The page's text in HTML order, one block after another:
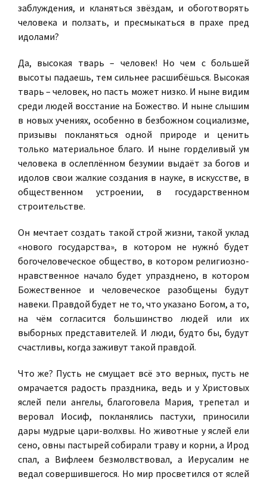
заблуждения, и кланяться звёздам, и обоготворять
человека и ползать, и пресмыкаться в прахе пред
идолами?
Да, высокая тварь – человек! Но чем с большей
высоты падаешь, тем сильнее расшибёшься. Высокая
тварь – человек, но пасть может низко. И ныне видим
среди людей восстание на Божество. И ныне слышим
в новых учениях, особенно в безбожном социализме,
призывы покланяться одной природе и ценить
только материальное благо. И ныне горделивый ум
человека в ослеплённом безумии выдаёт за богов и
идолов свои жалкие создания в науке, в искусстве, в
общественном устроении, в государственном
строительстве.
Он мечтает создать такой строй жизни, такой уклад
«нового государства», в котором не нужно́ будет
богочеловеческое общество, в котором религиозно-
нравственное начало будет упразднено, в котором
Божественное и человеческое разобщены будут
навеки. Правдой будет не то, что указано Богом, а то,
на чём согласится большинство людей или их
выборных представителей. И люди, будто бы, будут
счастливы, когда заживут такой правдой.
Что же? Пусть не смущает всё это верных, пусть не
омрачается радость праздника, ведь и у Христовых
яслей пели ангелы, благоговела Мария, трепетал и
веровал Иосиф, покланялись пастухи, приносили
дары мудрые цари-волхвы. Но животные у яслей ели
сено, овны пастырей собирали траву и корни, а Ирод
спал, а Вифлеем безмолвствовал, a Иерусалим не
ведал совершившегося. Но мир просветился от яслей